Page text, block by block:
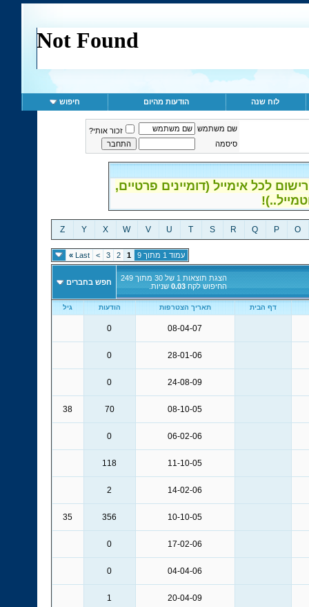
לוח שנה הודעות מהיום חיפוש
שם משתמש
זכור אותי?
סיסמה
לכל אימייל (דומיינים פרטיים,
O
P
Q
R
S
T
U
V
W
X
Y
Z
עמוד 1 מתוך 9 1
2
3
>
Last
»
הצגת תוצאות 1 של 30 מתוך 249
החיפוש לקח0.03 שניות. חפש בחברים
דף הבית תאריך הצטרפות הודעות גיל
08-04-07
0
28-01-06
0
24-08-09
0
08-10-05
70
38
06-02-06
0
11-10-05
118
14-02-06
2
10-10-05
356
35
17-02-06
0
04-04-06
0
20-04-09
1